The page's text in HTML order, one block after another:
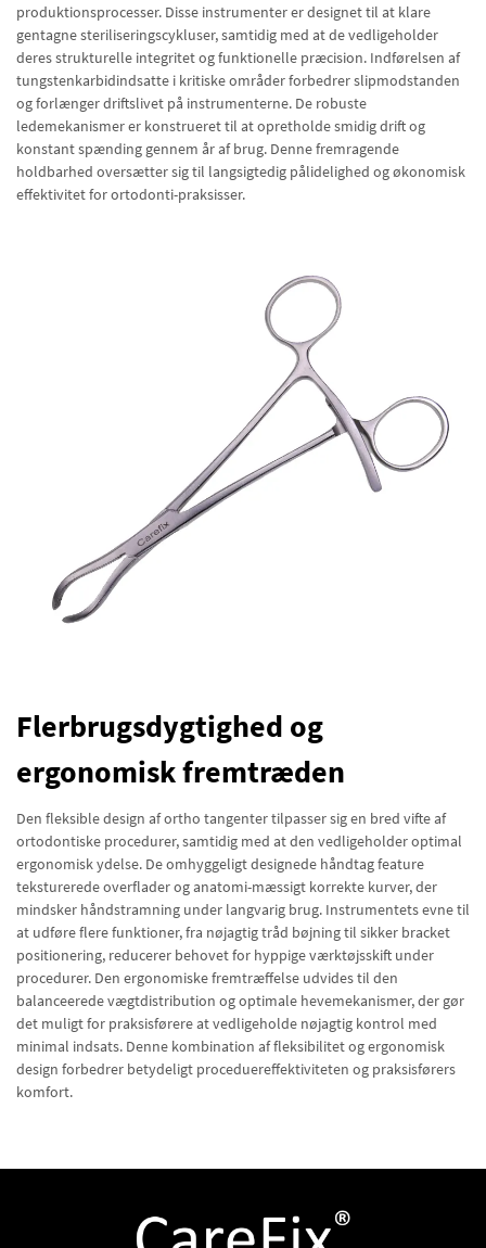
produktionsprocesser. Disse instrumenter er designet til at klare
gentagne steriliseringscykluser, samtidig med at de vedligeholder
deres strukturelle integritet og funktionelle præcision. Indførelsen af
tungstenkarbidindsatte i kritiske områder forbedrer slipmodstanden
og forlænger driftslivet på instrumenterne. De robuste
ledemekanismer er konstrueret til at opretholde smidig drift og
konstant spænding gennem år af brug. Denne fremragende
holdbarhed oversætter sig til langsigtedig pålidelighed og økonomisk
effektivitet for ortodonti-praksisser.
Flerbrugsdygtighed og
ergonomisk fremtræden
Den fleksible design af ortho tangenter tilpasser sig en bred vifte af
ortodontiske procedurer, samtidig med at den vedligeholder optimal
ergonomisk ydelse. De omhyggeligt designede håndtag feature
teksturerede overflader og anatomi-mæssigt korrekte kurver, der
mindsker håndstramning under langvarig brug. Instrumentets evne til
at udføre flere funktioner, fra nøjagtig tråd bøjning til sikker bracket
positionering, reducerer behovet for hyppige værktøjsskift under
procedurer. Den ergonomiske fremtræffelse udvides til den
balanceerede vægtdistribution og optimale hevemekanismer, der gør
det muligt for praksisførere at vedligeholde nøjagtig kontrol med
minimal indsats. Denne kombination af fleksibilitet og ergonomisk
design forbedrer betydeligt proceduereffektiviteten og praksisførers
komfort.